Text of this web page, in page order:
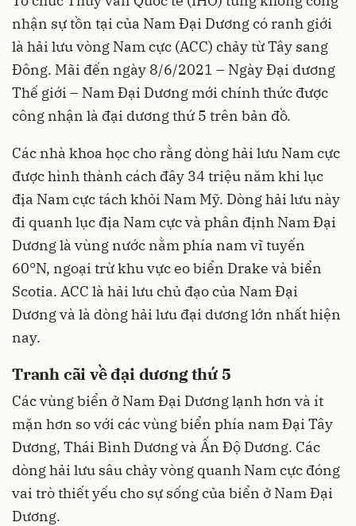
nhận sự tồn tại của Nam Đại Dương có ranh giới
là hải lưu vòng Nam cực (ACC) chảy từ Tây sang
Đông. Mãi đến ngày 8/6/2021 – Ngày Đại dương
Thế giới – Nam Đại Dương mới chính thức được
công nhận là đại dương thứ 5 trên bản đồ.
Các nhà khoa học cho rằng dòng hải lưu Nam cực
được hình thành cách đây 34 triệu năm khi lục
địa Nam cực tách khỏi Nam Mỹ. Dòng hải lưu này
đi quanh lục địa Nam cực và phân định Nam Đại
Dương là vùng nước nằm phía nam vĩ tuyến
60°N, ngoại trừ khu vực eo biển Drake và biển
Scotia. ACC là hải lưu chủ đạo của Nam Đại
Dương và là dòng hải lưu đại dương lớn nhất hiện
nay.
Tranh cãi về đại dương thứ 5
Các vùng biển ở Nam Đại Dương lạnh hơn và ít
mặn hơn so với các vùng biển phía nam Đại Tây
Dương, Thái Bình Dương và Ấn Độ Dương. Các
dòng hải lưu sâu chảy vòng quanh Nam cực đóng
vai trò thiết yếu cho sự sống của biển ở Nam Đại
Dương.